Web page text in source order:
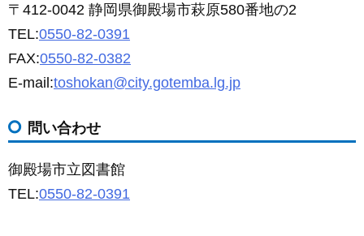
〒412-0042 静岡県御殿場市萩原580番地の2
TEL:0550-82-0391
FAX:0550-82-0382
E-mail:toshokan@city.gotemba.lg.jp
問い合わせ
御殿場市立図書館
TEL:0550-82-0391